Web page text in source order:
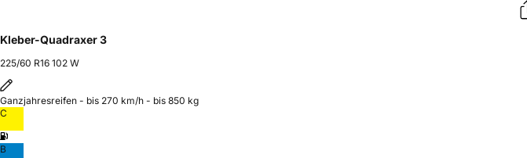
Kleber-Quadraxer 3
225/60 R16 102 W
Ganzjahresreifen - bis 270 km/h - bis 850 kg
C
B